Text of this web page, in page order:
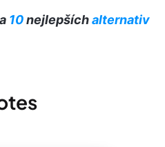
10nejlepšíchalternativ